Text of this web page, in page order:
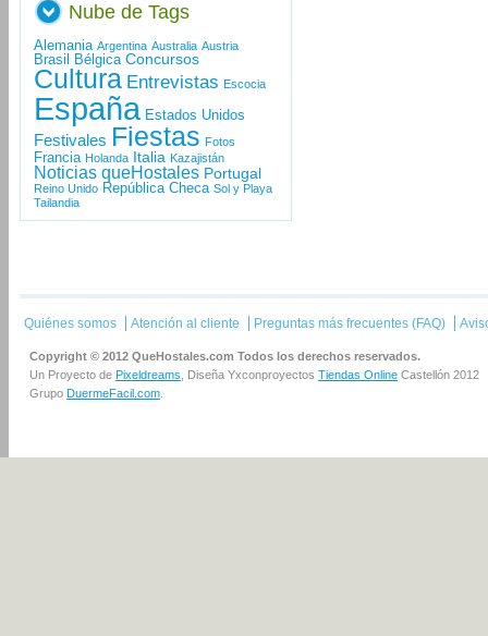
Nube de Tags
Alemania Argentina Australia Austria
Brasil Bélgica Concursos
Cultura Entrevistas Escocia
España Estados Unidos
Festivales Fiestas Fotos
Francia Holanda Italia Kazajistán
Noticias queHostales Portugal
Reino Unido República Checa Sol y Playa
Tailandia
Quiénes somos Atención al cliente Preguntas más frecuentes (FAQ)
Copyright © 2012 QueHostales.com Todos los derechos reservados.
Un Proyecto de Pixeldreams , Diseña Yxconproyectos Tiendas Online Castellón 2012
Grupo DuermeFacil.com